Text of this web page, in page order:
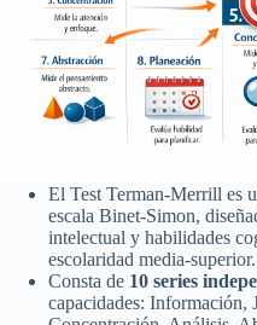
El Test Terman-Merrill es
escala Binet-Simon,
intelectual y habilidades
escolaridad media-superior.
Consta de 10 series
capacidades: Información,